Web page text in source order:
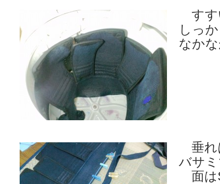
すす
しっ
なか
垂れ
バサ
面は